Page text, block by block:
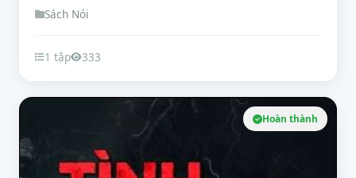
Sách Nói
1 tập 333
Hoàn thành